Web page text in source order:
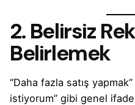
2. Belirsiz
Belirlemek
“Daha fazla satış
istiyorum” gibi genel